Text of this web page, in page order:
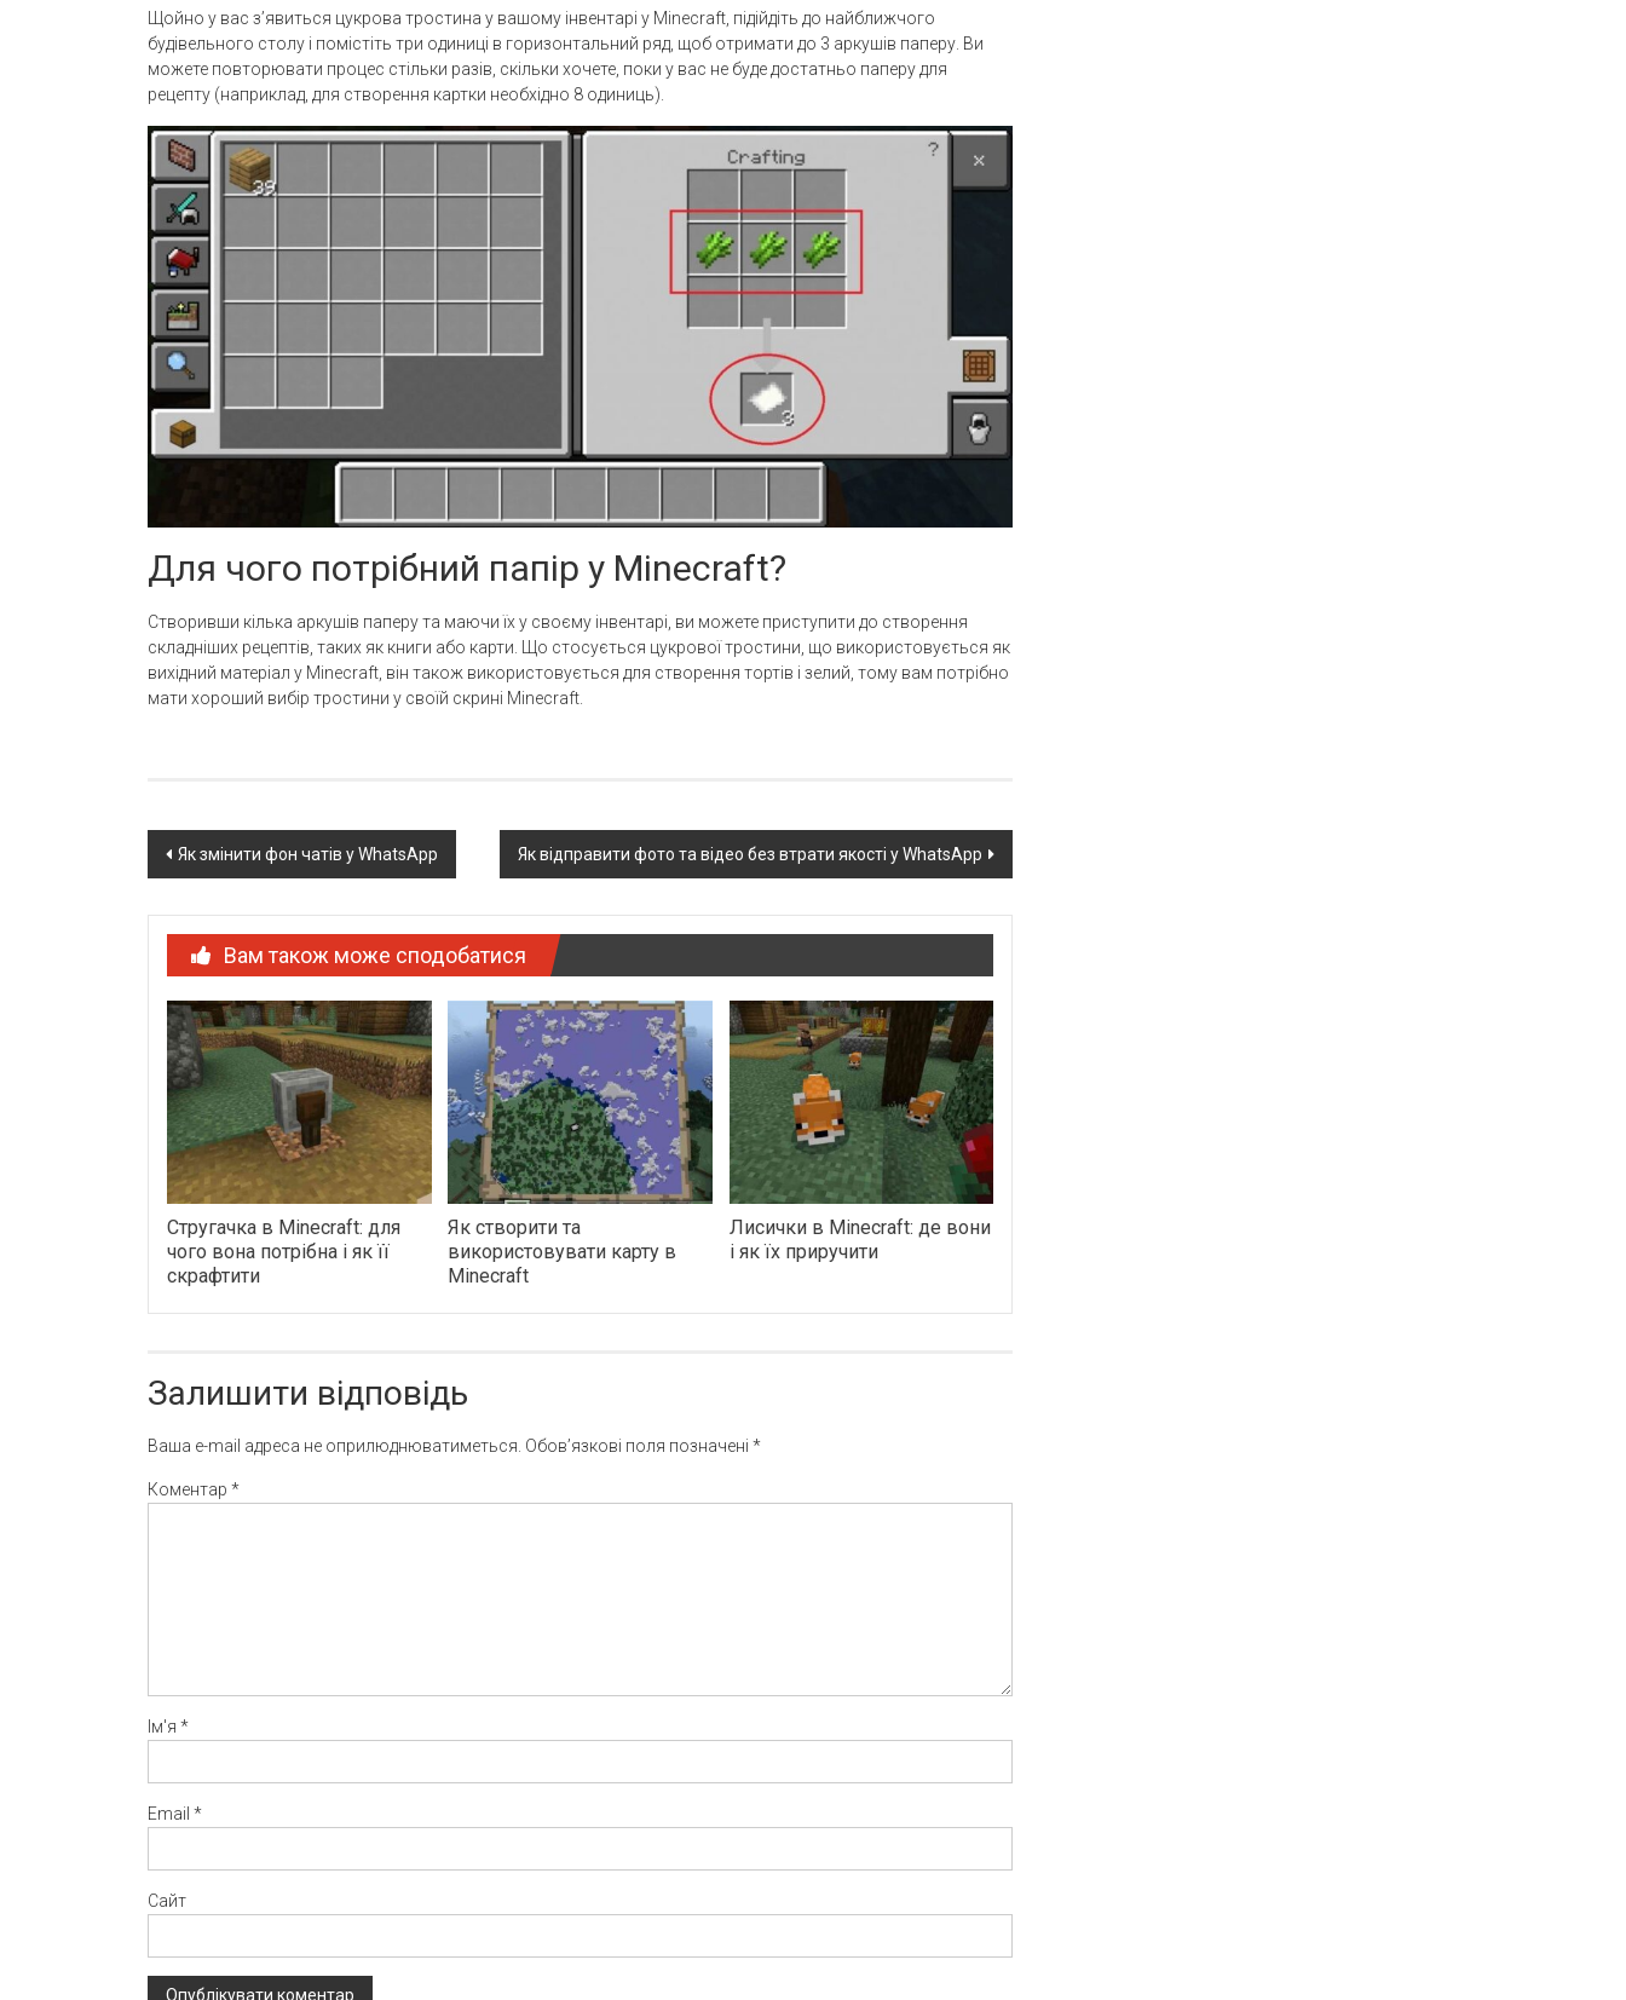
Щойно у вас з’явиться цукрова тростина у вашому інвентарі у Minecraft, підійдіть до найближчого
будівельного столу і помістіть три одиниці в горизонтальний ряд, щоб отримати до 3 аркушів паперу. Ви
можете повторювати процес стільки разів, скільки хочете, поки у вас не буде достатньо паперу для
рецепту (наприклад, для створення картки необхідно 8 одиниць).
Для чого потрібний папір у Minecraft?
Створивши кілька аркушів паперу та маючи їх у своєму інвентарі, ви можете приступити до створення
складніших рецептів, таких як книги або карти. Що стосується цукрової тростини, що використовується як
вихідний матеріал у Minecraft, він також використовується для створення тортів і зелий, тому вам потрібно
мати хороший вибір тростини у своїй скрині Minecraft.
Post
Як змінити фон чатів у WhatsApp Як відправити фото та відео без втрати якості у WhatsApp
Вам також може сподобатися
Стругачка в Minecraft: для
чого вона потрібна і як її
скрафтити
Як створити та
використовувати карту в
Minecraft
Лисички в Minecraft: де вони
і як їх приручити
Залишити відповідь
Ваша e-mail адреса не оприлюднюватиметься. Обов’язкові поля позначені *
Коментар *
Ім'я *
Email *
Сайт